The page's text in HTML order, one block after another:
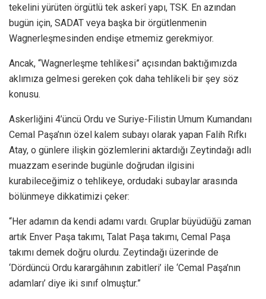
tekelini yürüten örgütlü tek askerî yapı, TSK. En azından
bugün için, SADAT veya başka bir örgütlenmenin
Wagnerleşmesinden endişe etmemiz gerekmiyor.
Ancak, “Wagnerleşme tehlikesi” açısından baktığımızda
aklımıza gelmesi gereken çok daha tehlikeli bir şey söz
konusu.
Askerliğini 4’üncü Ordu ve Suriye-Filistin Umum Kumandanı
Cemal Paşa’nın özel kalem subayı olarak yapan Falih Rıfkı
Atay, o günlere ilişkin gözlemlerini aktardığı Zeytindağı adlı
muazzam eserinde bugünle doğrudan ilgisini
kurabileceğimiz o tehlikeye, ordudaki subaylar arasında
bölünmeye dikkatimizi çeker:
“Her adamın da kendi adamı vardı. Gruplar büyüdüğü zaman
artık Enver Paşa takımı, Talat Paşa takımı, Cemal Paşa
takımı demek doğru olurdu. Zeytindağı üzerinde de
‘Dördüncü Ordu karargâhının zabitleri’ ile ‘Cemal Paşa’nın
adamları’ diye iki sınıf olmuştur.”